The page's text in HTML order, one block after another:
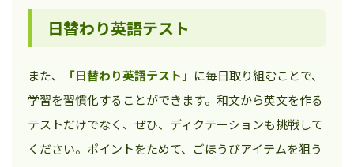
日替わり英語テスト
また、 「日替わり英語テスト」 に毎日取り組むことで、
学習を習慣化することができます。和文から英文を作る
テストだけでなく、ぜひ、ディクテーションも挑戦して
ください。ポイントをためて、ごほうびアイテムを狙う